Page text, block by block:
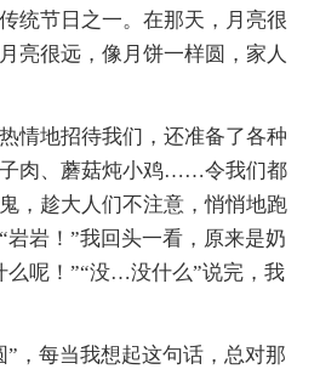
统节日之一。在那天，月亮很
亮很远，像月饼一样圆，家人
情地招待我们，还准备了各种
肉、蘑菇炖小鸡……令我们都
，趁大人们不注意，悄悄地跑
岩岩！”我回头一看，原来是奶
么呢！”“没…没什么”说完，我
”，每当我想起这句话，总对那